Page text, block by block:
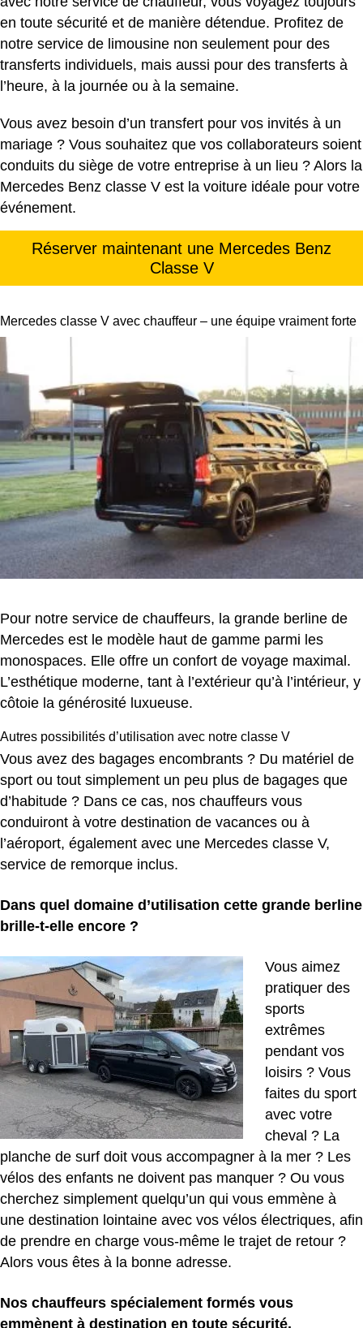
en toute sécurité et de manière détendue. Profitez de
notre service de limousine non seulement pour des
transferts individuels, mais aussi pour des transferts à
l’heure, à la journée ou à la semaine.
Vous avez besoin d’un transfert pour vos invités à un
mariage ? Vous souhaitez que vos collaborateurs soient
conduits du siège de votre entreprise à un lieu ? Alors la
Mercedes Benz classe V est la voiture idéale pour votre
événement.
Réserver maintenant une Mercedes Benz
Classe V
Mercedes classe V avec chauffeur – une équipe vraiment forte
Pour notre service de chauffeurs, la grande berline de
Mercedes est le modèle haut de gamme parmi les
monospaces. Elle offre un confort de voyage maximal.
L’esthétique moderne, tant à l’extérieur qu’à l’intérieur, y
côtoie la générosité luxueuse.
Autres possibilités d’utilisation avec notre classe V
Vous avez des bagages encombrants ? Du matériel de
sport ou tout simplement un peu plus de bagages que
d’habitude ? Dans ce cas, nos chauffeurs vous
conduiront à votre destination de vacances ou à
l’aéroport, également avec une Mercedes classe V,
service de remorque inclus.
Dans quel domaine d’utilisation cette grande berline
brille-t-elle encore ?
Vous aimez
pratiquer des
sports
extrêmes
pendant vos
loisirs ? Vous
faites du sport
avec votre
cheval ? La
planche de surf doit vous accompagner à la mer ? Les
vélos des enfants ne doivent pas manquer ? Ou vous
cherchez simplement quelqu’un qui vous emmène à
une destination lointaine avec vos vélos électriques, afin
de prendre en charge vous-même le trajet de retour ?
Alors vous êtes à la bonne adresse.
Nos chauffeurs spécialement formés vous
emmènent à destination en toute sécurité.